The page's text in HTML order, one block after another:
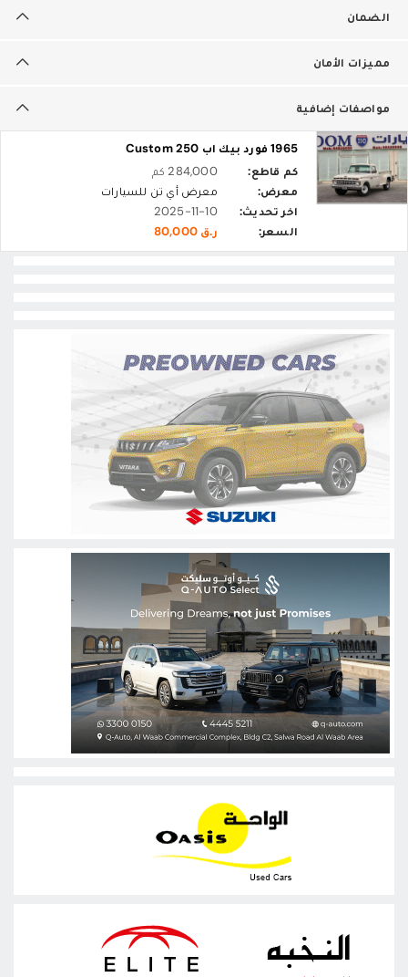
الضمان
مميزات الأمان
مواصفات إضافية
1965 فورد بيك اب Custom 250
كم قاطع:
284,000 كم
معرض:
معرض أي تن للسيارات
اخر تحديث:
2025-11-10
السعر:
ر.ق 80,000